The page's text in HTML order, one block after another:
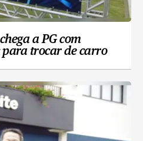
a PG com
para trocar de carro